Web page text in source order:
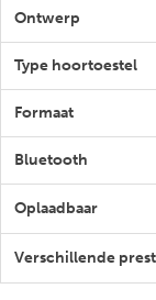
Ontwerp
Type hoortoestel
Formaat
Bluetooth
Oplaadbaar
Verschillende